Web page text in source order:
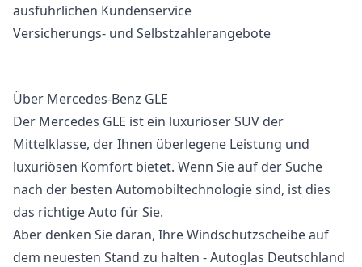
ausführlichen Kundenservice
Versicherungs- und Selbstzahlerangebote
Über Mercedes-Benz GLE
Der Mercedes GLE ist ein luxuriöser SUV der
Mittelklasse, der Ihnen überlegene Leistung und
luxuriösen Komfort bietet. Wenn Sie auf der Suche
nach der besten Automobiltechnologie sind, ist dies
das richtige Auto für Sie.
Aber denken Sie daran, Ihre Windschutzscheibe auf
dem neuesten Stand zu halten - Autoglas Deutschland